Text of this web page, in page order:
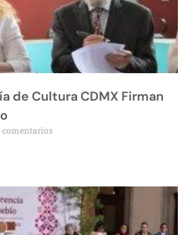
de Cultura CDMX Firman
comentarios